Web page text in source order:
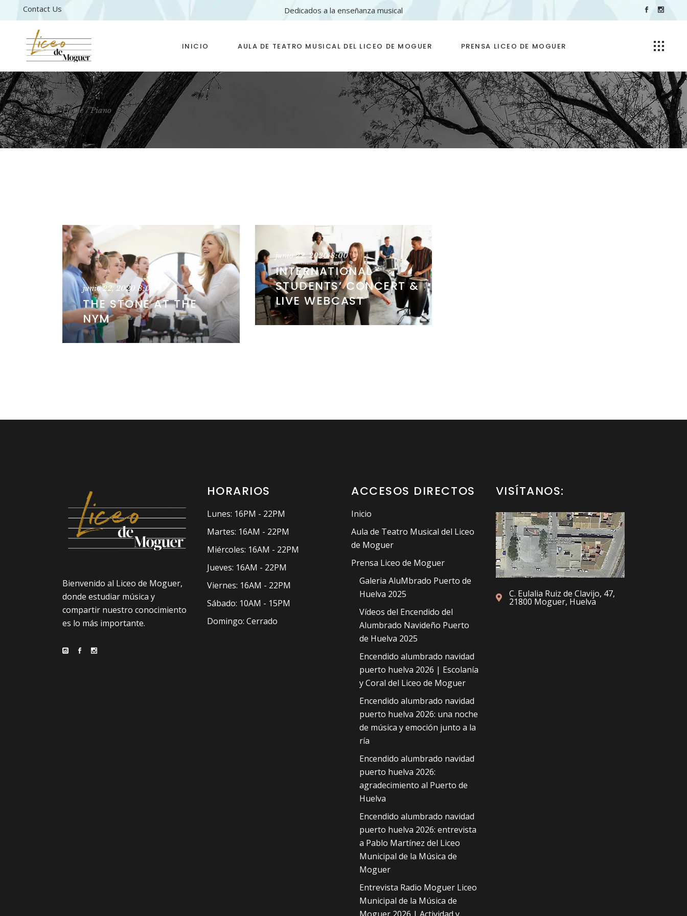
Contact Us Dedicados a la enseñanza musical
INICIO AULA DE TEATRO MUSICAL DEL LICEO DE MOGUER PRENSA LICEO DE MOGUER
Galeria AluMbrado Puerto
de Huelva 2025
Vídeos del Encendido del
Alumbrado Navideño
Puerto de Huelva 2025
Entrevista Radio Moguer
Home Piano
junio 22, 2020 8:00
THE STONE AT THE
NYM
junio 22, 20208:00
INTERNATIONAL
STUDENTS’ CONCERT &
LIVE WEBCAST
Bienvenido al Liceo de Moguer,
donde estudiar música y
compartir nuestro conocimiento
es lo más importante.
HORARIOS
Lunes: 16PM - 22PM
Martes: 16AM - 22PM
Miércoles: 16AM - 22PM
Jueves: 16AM - 22PM
Viernes: 16AM - 22PM
Sábado: 10AM - 15PM
Domingo: Cerrado
ACCESOS DIRECTOS
Inicio
Aula de Teatro Musical del Liceo
de Moguer
Prensa Liceo de Moguer
Galeria AluMbrado Puerto de
Huelva 2025
Vídeos del Encendido del
Alumbrado Navideño Puerto
de Huelva 2025
Encendido alumbrado navidad
puerto huelva 2026 | Escolanía
y Coral del Liceo de Moguer
Encendido alumbrado navidad
puerto huelva 2026: una noche
de música y emoción junto a la
ría
Encendido alumbrado navidad
puerto huelva 2026:
agradecimiento al Puerto de
Huelva
Encendido alumbrado navidad
puerto huelva 2026: entrevista
a Pablo Martínez del Liceo
Municipal de la Música de
Moguer
Entrevista Radio Moguer Liceo
Municipal de la Música de
VISÍTANOS:
C. Eulalia Ruiz de Clavijo, 47,
21800 Moguer, Huelva